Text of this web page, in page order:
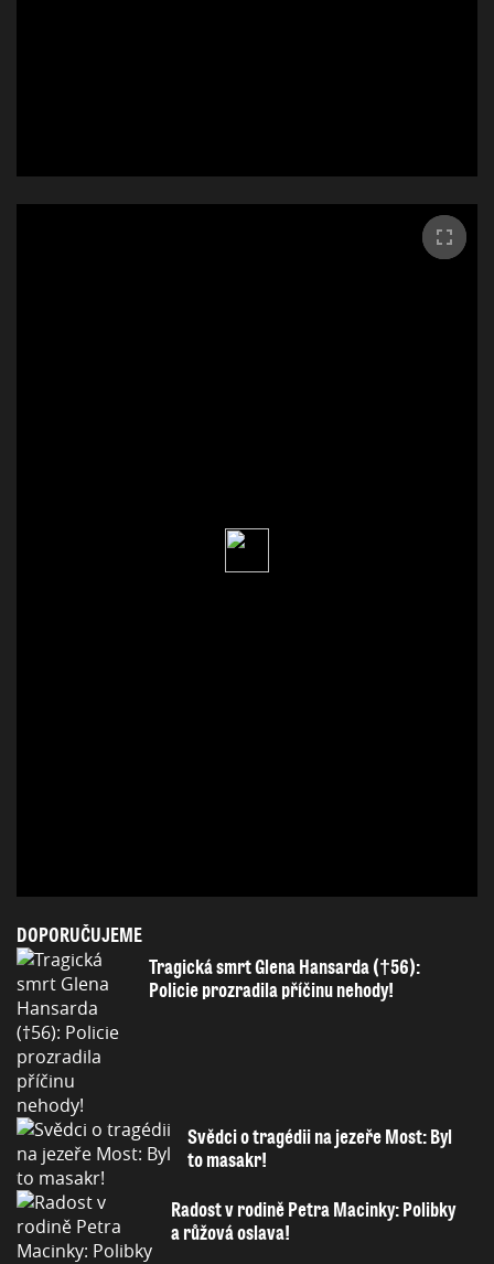
DOPORUČUJEME
Tragická smrt Glena Hansarda (†56):
Policie prozradila příčinu nehody!
Svědci o tragédii na jezeře Most: Byl
to masakr!
Radost v rodině Petra Macinky: Polibky
a růžová oslava!